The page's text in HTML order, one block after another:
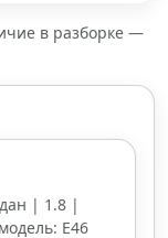
в разборке —
| 1.8 |
E46